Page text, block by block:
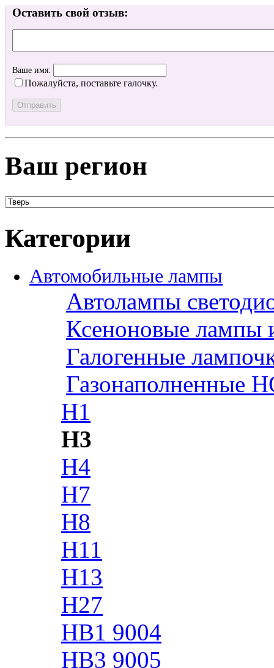
Оставить свой отзыв:
Ваше имя:
Пожалуйста, поставьте галочку.
Ваш регион
Категории
Автомобильные лампы
Автолампы
Ксеноновые лампы
Галогенные
Газонаполненные
H1
H3
H4
H7
H8
H11
H13
H27
HB1 9004
HB3 9005